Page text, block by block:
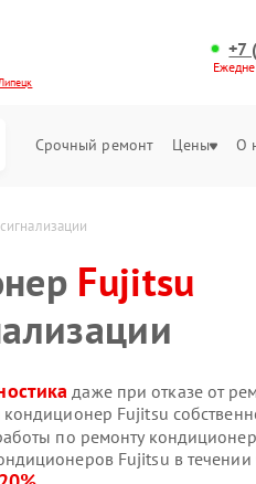
+7
Срочный ремонт Цены О
Fujitsu
даже при отказе от
Fujitsu
по ремонту
Fujitsu в течении